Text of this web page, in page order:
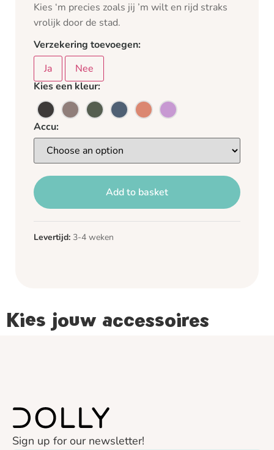
Kies ‘m precies zoals jij ’m wilt en rijd straks
vrolijk door de stad.
Verzekering toevoegen:
Ja
Nee
Kies een kleur:
Accu:
Add to basket
Levertijd: 3-4 weken
Kies jouw accessoires
Sign up for our newsletter!